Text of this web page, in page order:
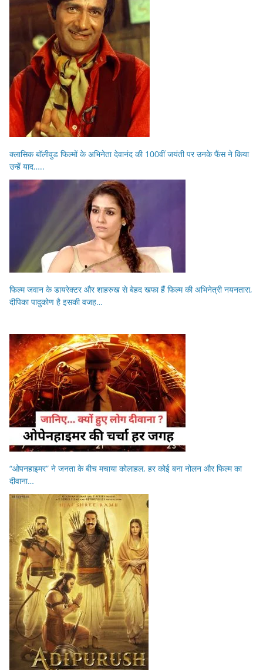
क्लासिक बॉलीवुड फिल्मों के अभिनेता देवानंद की 100वीं जयंती पर उनके फैंस ने किया
उन्हें याद…..
फिल्म जवान के डायरेक्टर और शाहरुख से बेहद खफा हैं फिल्म की अभिनेत्री नयनतारा,
दीपिका पादुकोण है इसकी वजह…
“ओपनहाइमर” ने जनता के बीच मचाया कोलाहल, हर कोई बना नोलन और फिल्म का
दीवाना…